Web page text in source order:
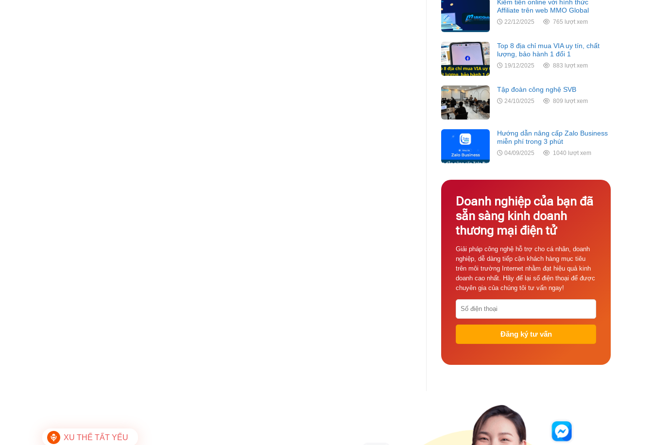
Kiếm tiền online với hình thức
Affiliate trên web MMO Global
22/12/2025 765 lượt xem
Top 8 địa chỉ mua VIA uy tín, chất
lượng, bảo hành 1 đổi 1
19/12/2025 883 lượt xem
Tập đoàn công nghệ SVB
24/10/2025 809 lượt xem
Hướng dẫn nâng cấp Zalo Business
miễn phí trong 3 phút
04/09/2025 1040 lượt xem
Doanh nghiệp của bạn đã
sẵn sàng kinh doanh
thương mại điện tử
Giải pháp công nghệ hỗ trợ cho cá nhân, doanh
nghiệp, dễ dàng tiếp cận khách hàng mục tiêu
trên môi trường Internet nhằm đạt hiệu quả kinh
doanh cao nhất. Hãy để lại số điện thoại để được
chuyên gia của chúng tôi tư vấn ngay!
XU THẾ TẤT YẾU